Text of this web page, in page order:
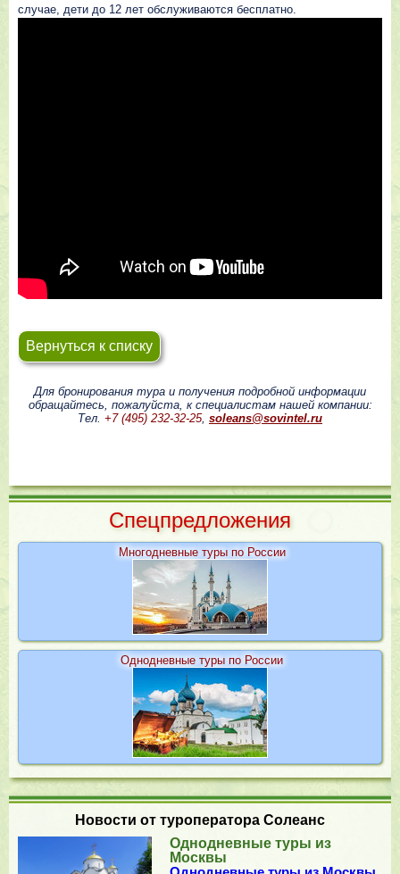
случае, дети до 12 лет обслуживаются бесплатно.
Вернуться к списку
Для бронирования тура и получения подробной информации
обращайтесь, пожалуйста, к специалистам нашей компании:
Тел. +7 (495) 232-32-25, soleans@sovintel.ru
Cпецпредложения
Многодневные туры по России
Однодневные туры по России
Новости от туроператора Солеанс
Однодневные туры из
Москвы